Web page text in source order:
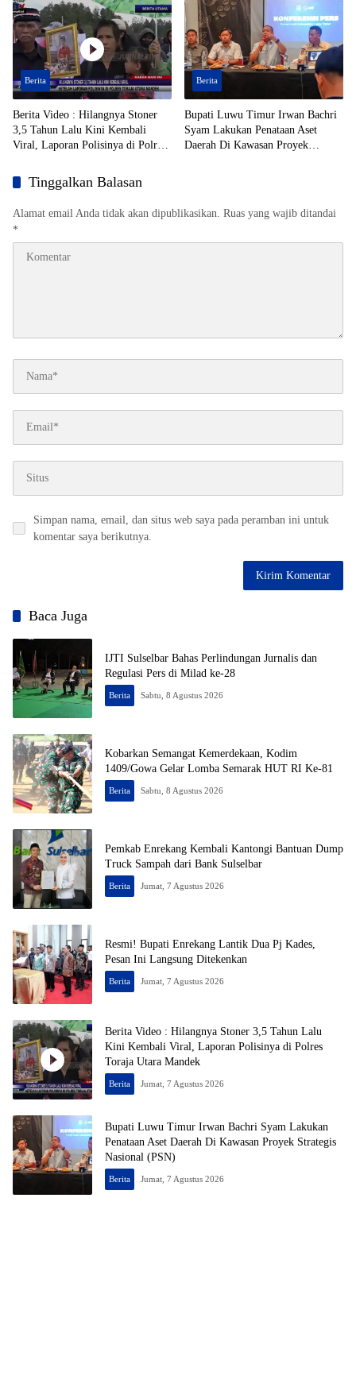
Berita
Berita Video : Hilangnya Stoner
3,5 Tahun Lalu Kini Kembali
Viral, Laporan Polisinya di Polres
Berita
Bupati Luwu Timur Irwan Bachri
Syam Lakukan Penataan Aset
Daerah Di Kawasan Proyek
Tinggalkan Balasan
Alamat email Anda tidak akan dipublikasikan. Ruas yang wajib ditandai
*
Simpan nama, email, dan situs web saya pada peramban ini untuk
komentar saya berikutnya.
Baca Juga
IJTI Sulselbar Bahas Perlindungan Jurnalis dan
Regulasi Pers di Milad ke-28
Berita Sabtu, 8 Agustus 2026
Kobarkan Semangat Kemerdekaan, Kodim
1409/Gowa Gelar Lomba Semarak HUT RI Ke-81
Berita Sabtu, 8 Agustus 2026
Pemkab Enrekang Kembali Kantongi Bantuan Dump
Truck Sampah dari Bank Sulselbar
Berita Jumat, 7 Agustus 2026
Resmi! Bupati Enrekang Lantik Dua Pj Kades,
Pesan Ini Langsung Ditekenkan
Berita Jumat, 7 Agustus 2026
Berita Video : Hilangnya Stoner 3,5 Tahun Lalu
Kini Kembali Viral, Laporan Polisinya di Polres
Toraja Utara Mandek
Berita Jumat, 7 Agustus 2026
Bupati Luwu Timur Irwan Bachri Syam Lakukan
Penataan Aset Daerah Di Kawasan Proyek Strategis
Nasional (PSN)
Berita Jumat, 7 Agustus 2026